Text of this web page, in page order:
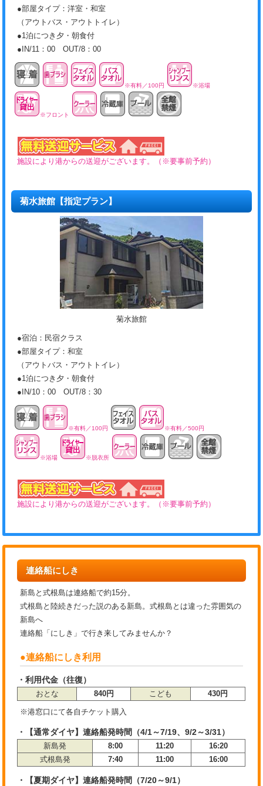
●部屋タイプ：洋室・和室
（アウトバス・アウトトイレ）
●1泊につき夕・朝食付
●IN/11：00 OUT/8：00
※有料／100円 ※浴場
※フロント
施設により港からの送迎がございます。（※要事前予約）
菊水旅館【指定プラン】
菊水旅館
●宿泊：民宿クラス
●部屋タイプ：和室
（アウトバス・アウトトイレ）
●1泊につき夕・朝食付
●IN/10：00 OUT/8：30
※有料／100円 ※有料／500円
※浴場 ※脱衣所
施設により港からの送迎がございます。（※要事前予約）
連絡船にしき
新島と式根島は連絡船で約15分。
式根島と陸続きだった説のある新島。式根島とは違った雰囲気の
新島へ
連絡船「にしき」で行き来してみませんか？
●連絡船にしき利用
・利用代金（往復）
おとな 840円 こども 430円
※港窓口にて各自チケット購入
・【通常ダイヤ】連絡船発時間（4/1～7/19、9/2～3/31）
新島発 8:00 11:20
16:20
式根島発
7:40 11:00 16:00
・【夏期ダイヤ】連絡船発時間（7/20～9/1）